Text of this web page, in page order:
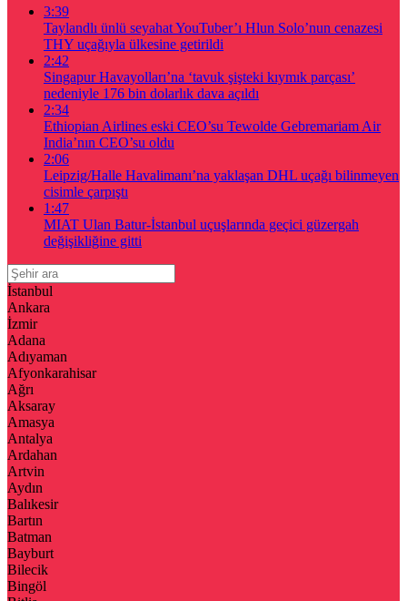
3:39
Taylandlı ünlü seyahat YouTuber’ı Hlun Solo’nun cenazesi
THY uçağıyla ülkesine getirildi
2:42
Singapur Havayolları’na ‘tavuk şişteki kıymık parçası’
nedeniyle 176 bin dolarlık dava açıldı
2:34
Ethiopian Airlines eski CEO’su Tewolde Gebremariam Air
India’nın CEO’su oldu
2:06
Leipzig/Halle Havalimanı’na yaklaşan DHL uçağı bilinmeyen
cisimle çarpıştı
1:47
MIAT Ulan Batur-İstanbul uçuşlarında geçici güzergah
değişikliğine gitti
İstanbul
Ankara
İzmir
Adana
Adıyaman
Afyonkarahisar
Ağrı
Aksaray
Amasya
Antalya
Ardahan
Artvin
Aydın
Balıkesir
Bartın
Batman
Bayburt
Bilecik
Bingöl